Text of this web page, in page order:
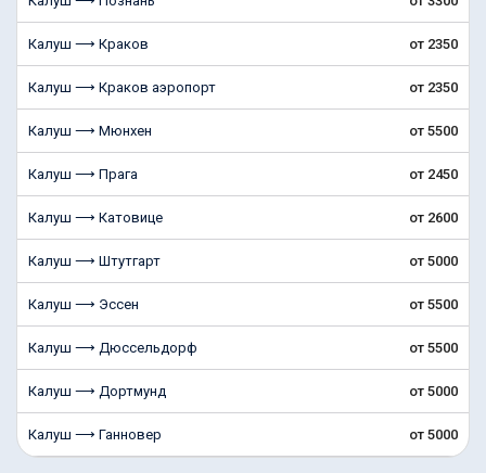
Калуш ⟶ Краков от 2350
Калуш ⟶ Краков аэропорт от 2350
Калуш ⟶ Мюнхен от 5500
Калуш ⟶ Прага от 2450
Калуш ⟶ Катовице от 2600
Калуш ⟶ Штутгарт от 5000
Калуш ⟶ Эссен от 5500
Калуш ⟶ Дюссельдорф от 5500
Калуш ⟶ Дортмунд от 5000
Калуш ⟶ Ганновер от 5000